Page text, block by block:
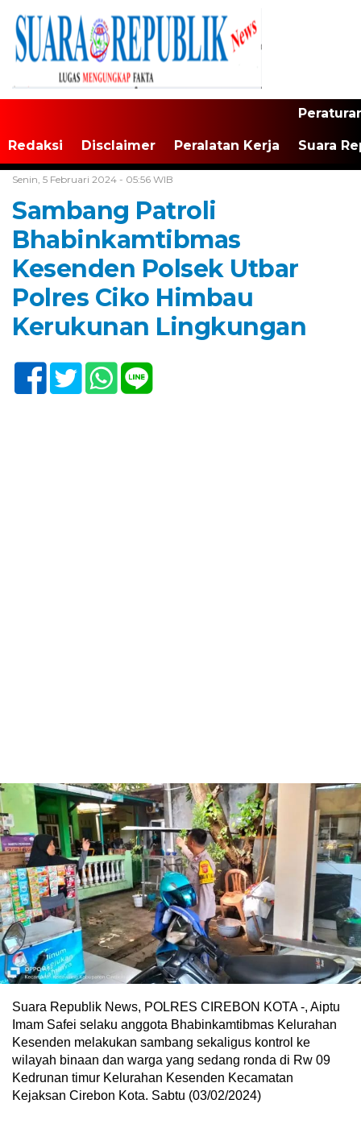
Redaksi Disclaimer Peralatan Kerja Suara
Senin, 5 Februari 2024 - 05:56 WIB
Sambang Patroli
Bhabinkamtibmas
Kesenden Polsek Utbar
Polres Ciko Himbau
Kerukunan Lingkungan
Suara Republik News, POLRES CIREBON KOTA -, Aiptu
Imam Safei selaku anggota Bhabinkamtibmas Kelurahan
Kesenden melakukan sambang sekaligus kontrol ke
wilayah binaan dan warga yang sedang ronda di Rw 09
Kedrunan timur Kelurahan Kesenden Kecamatan
Kejaksan Cirebon Kota. Sabtu (03/02/2024)